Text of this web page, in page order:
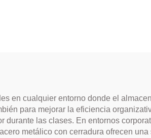
en cualquier entorno donde el
para mejorar la eficiencia
durante las clases. En entornos
metálico con cerradura ofrecen